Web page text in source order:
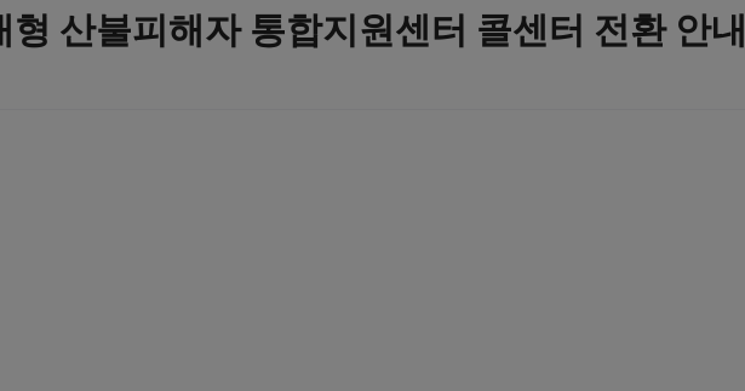
산불피해자 통합지원센터 콜센터 전환 안내